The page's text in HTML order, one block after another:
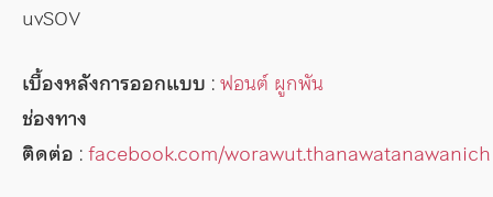
uvSOV
เบื้องหลังการออกแบบ :ฟอนต์ ผูกพัน
ช่องทาง
ติดต่อ :facebook.com/worawut.thanawatanawanich